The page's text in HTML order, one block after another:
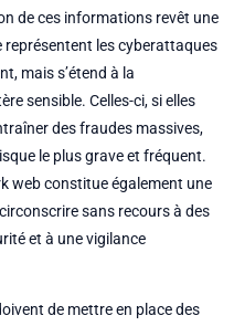
de ces informations revêt une
les cyberattaques
mais s’étend à la
sensible. Celles-ci, si elles
des fraudes massives,
le plus grave et fréquent.
web constitue également une
sans recours à des
et à une vigilance
de mettre en place des